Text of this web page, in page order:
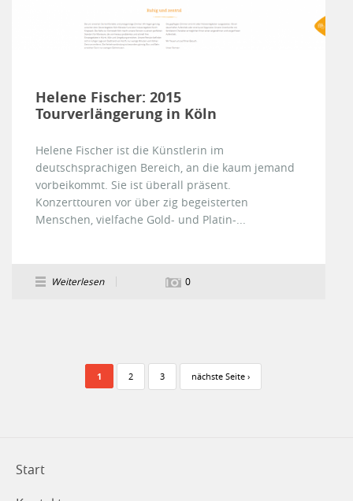
Helene Fischer: 2015
Tourverlängerung in Köln
Helene Fischer ist die Künstlerin im
deutschsprachigen Bereich, an die kaum jemand
vorbeikommt. Sie ist überall präsent.
Konzerttouren vor über zig begeisterten
Menschen, vielfache Gold- und Platin-...
Weiterlesen 0
1 2 3 nächste Seite ›
Start